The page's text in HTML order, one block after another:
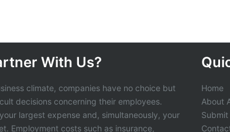
With Us?
climate, companies have no choice but
decisions concerning their employees.
largest expense and, simultaneously, your
Employment costs such as insurance,
Home
About